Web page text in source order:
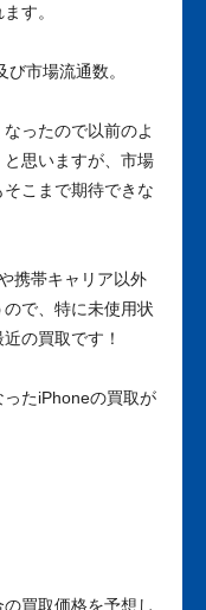
す。
市場流通数。
ったので以前のよ
思いますが、市場
こまで期待できな
携帯キャリア以外
で、特に未使用状
の買取です！
たiPhoneの買取が
買取価格を予想し